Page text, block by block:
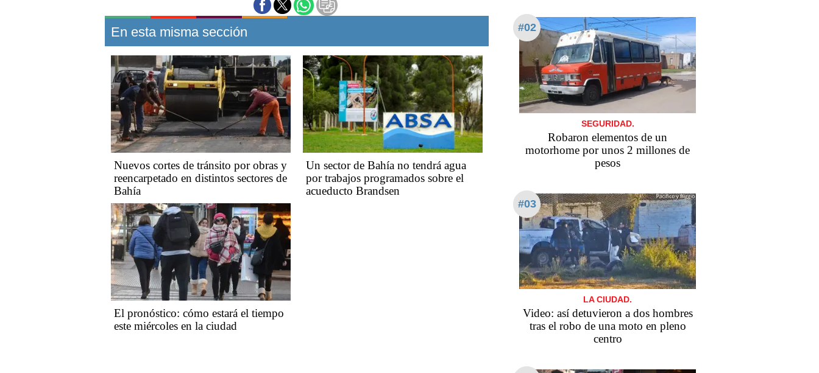
En esta misma sección
Nuevos cortes de tránsito por obras y
reencarpetado en distintos sectores de
Bahía
Un sector de Bahía no tendrá agua
por trabajos programados sobre el
acueducto Brandsen
El pronóstico: cómo estará el tiempo
este miércoles en la ciudad
#02
SEGURIDAD.
Robaron elementos de un
motorhome por unos 2 millones de
pesos
#03
LA CIUDAD.
Video: así detuvieron a dos hombres
tras el robo de una moto en pleno
centro